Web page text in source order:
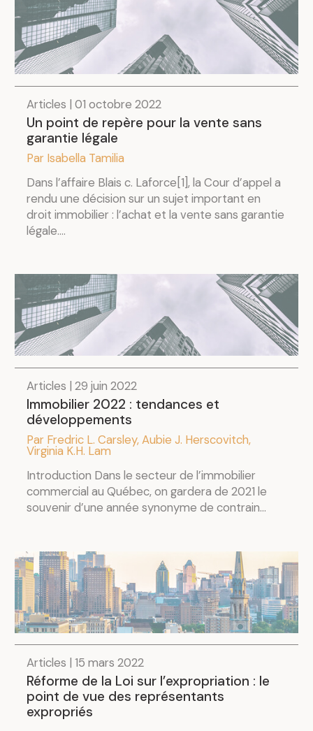
Articles | 01 octobre 2022
Un point de repère pour la vente sans
garantie légale
Par Isabella Tamilia
Dans l’affaire Blais c. Laforce[1], la Cour d’appel a
rendu une décision sur un sujet important en
droit immobilier : l’achat et la vente sans garantie
légale....
Articles | 29 juin 2022
Immobilier 2022 : tendances et
développements
Par Fredric L. Carsley, Aubie J. Herscovitch,
Virginia K.H. Lam
Introduction Dans le secteur de l’immobilier
commercial au Québec, on gardera de 2021 le
souvenir d’une année synonyme de contrain...
Articles | 15 mars 2022
Réforme de la Loi sur l’expropriation : le
point de vue des représentants
expropriés